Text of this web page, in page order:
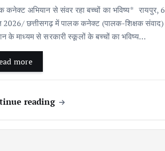
कनेक्ट अभियान से संवर रहा बच्चों का भविष्य* रायपुर, 6
2026/ छत्तीसगढ़ में पालक कनेक्ट (पालक-शिक्षक संवाद)
के माध्यम से सरकारी स्कूलों के बच्चों का भविष्य…
more
reading